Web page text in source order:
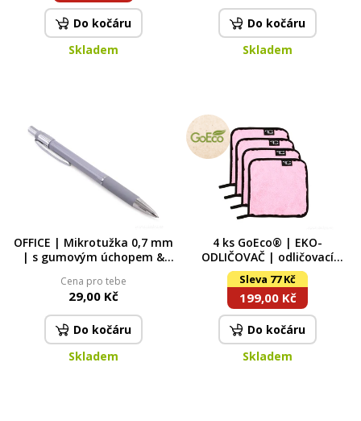
Do kočáru
Skladem
Do kočáru
Skladem
OFFICE | Mikrotužka 0,7 mm
| s gumovým úchopem &
Cena pro tebe
29,00 Kč
Do kočáru
Skladem
4 ks GoEco® | EKO-
ODLIČOVAČ | odličovací
žínka z jemného
mikrovlákna | na odstranění
make-upu | 20 × 20 cm
Sleva 77 Kč
199,00 Kč
Do kočáru
Skladem